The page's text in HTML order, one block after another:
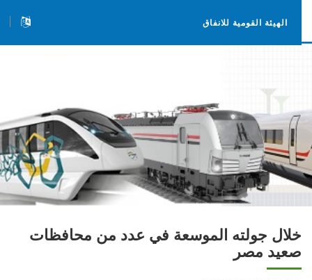
الهيئة القومية للانفاق
خلال جولته الموسعة في عدد من محافظات
صعيد مصر